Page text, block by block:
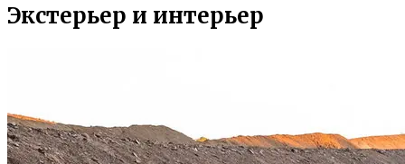
Экстерьер и интерьер